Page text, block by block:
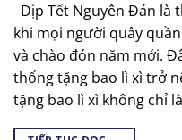
Dịp Tết Nguyên Đán là
khi mọi người quây
và chào đón năm mới.
thống tặng bao lì xì trở
tặng bao lì xì không chỉ